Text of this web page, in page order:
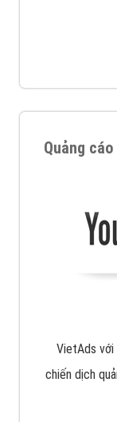
VietAds
Display
Công ty